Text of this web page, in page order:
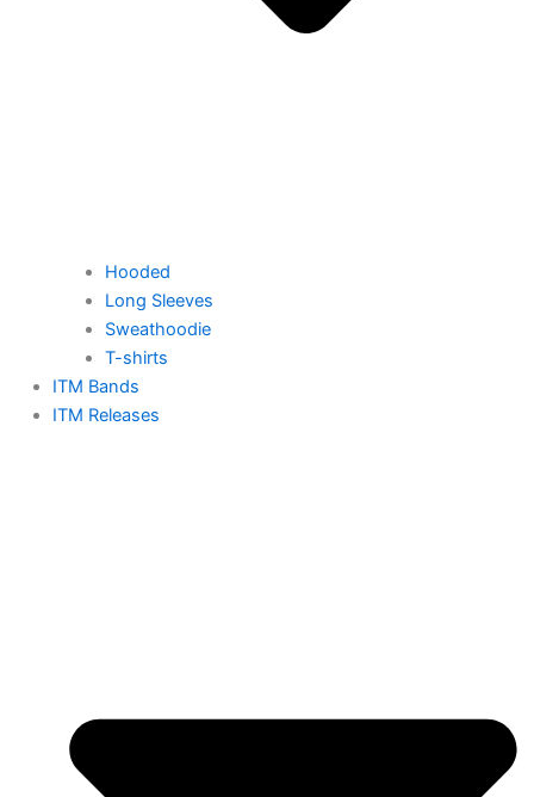
Hooded
Long Sleeves
Sweathoodie
T-shirts
ITM Bands
ITM Releases